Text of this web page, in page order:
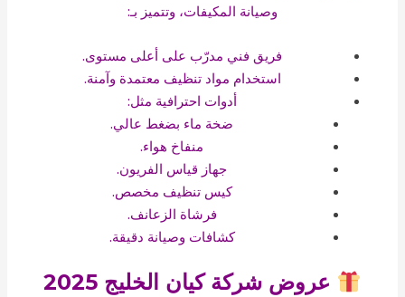
وصيانة المكيفات، وتتميز بـ:
فريق فني مدرّب على أعلى مستوى.
استخدام مواد تنظيف معتمدة وآمنة.
أدوات احترافية مثل:
ضخة ماء بضغط عالي.
منفاخ هواء.
جهاز قياس الفريون.
كيس تنظيف مخصص.
فرشاة الزعانف.
كشافات وصيانة دقيقة.
عروض شركة كيان الخليج 2025